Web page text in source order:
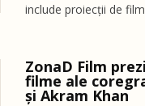
include proiecții de
ZonaD Film
filme ale
și Akram Khan